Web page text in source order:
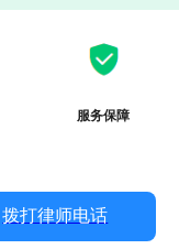
服务保障
拨打律师电话